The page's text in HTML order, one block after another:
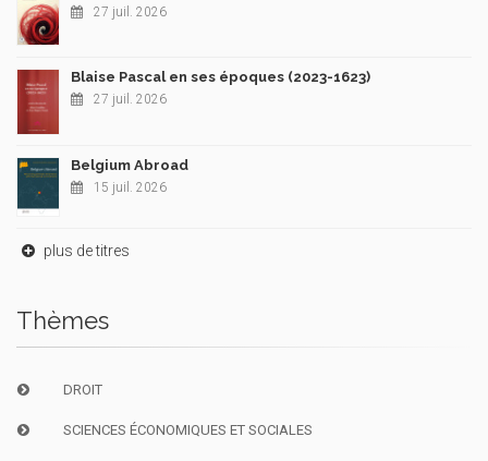
27 juil. 2026
Blaise Pascal en ses époques (2023-1623)
27 juil. 2026
Belgium Abroad
15 juil. 2026
plus de titres
Thèmes
DROIT
SCIENCES ÉCONOMIQUES ET SOCIALES